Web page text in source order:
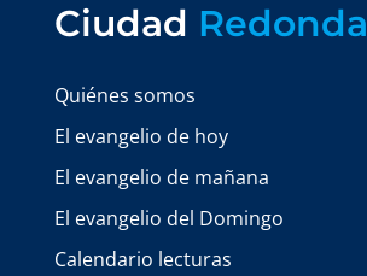
Ciudad Redonda
Quiénes somos
El evangelio de hoy
El evangelio de mañana
El evangelio del Domingo
Calendario lecturas